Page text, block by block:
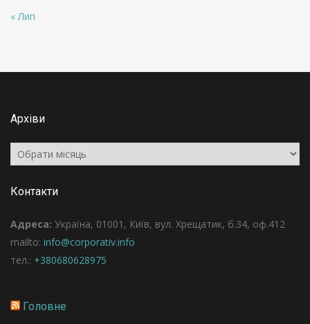
« Лип
Архіви
Архіви
Контакти
Адреса: Україна, 01001, Київ, вул. Хрещатик, б.34, оф.412
mailto: info@corporativ.info
тел.: +380680628975
Головне